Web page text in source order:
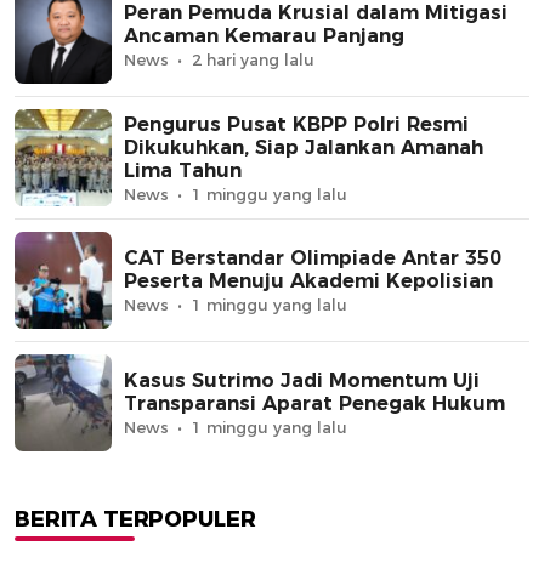
Peran Pemuda Krusial dalam Mitigasi
Ancaman Kemarau Panjang
News 2 hari yang lalu
Pengurus Pusat KBPP Polri Resmi
Dikukuhkan, Siap Jalankan Amanah
Lima Tahun
News 1 minggu yang lalu
CAT Berstandar Olimpiade Antar 350
Peserta Menuju Akademi Kepolisian
News 1 minggu yang lalu
Kasus Sutrimo Jadi Momentum Uji
Transparansi Aparat Penegak Hukum
News 1 minggu yang lalu
BERITA TERPOPULER